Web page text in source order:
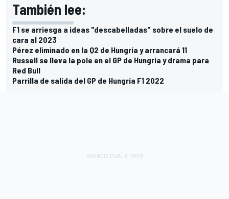
También lee:
F1 se arriesga a ideas "descabelladas" sobre el suelo de
cara al 2023
Pérez eliminado en la Q2 de Hungría y arrancará 11
Russell se lleva la pole en el GP de Hungría y drama para
Red Bull
Parrilla de salida del GP de Hungría F1 2022